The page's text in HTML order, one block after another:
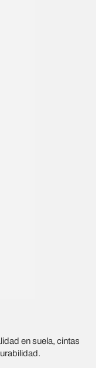
en suela, cintas